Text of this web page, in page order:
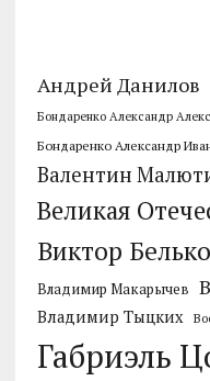
Андрей Данилов
Бондаренко Александр
Бондаренко Александр
Валентин
Великая
Виктор Белько
Владимир Макарычев
Владимир Тыцких
Габриэль